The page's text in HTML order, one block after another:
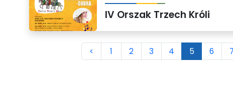
IV Orszak Trzech Króli
< 1 2 3 4 5 6 7